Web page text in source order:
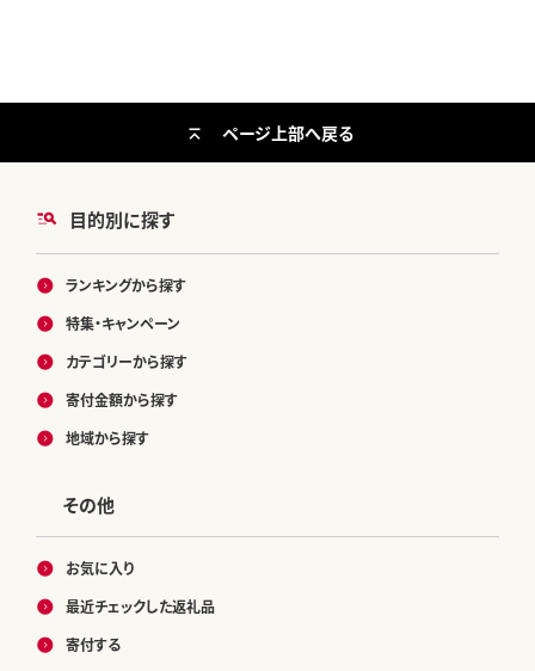
目的別に探す
ランキングから探す
特集・キャンペーン
カテゴリーから探す
寄付金額から探す
地域から探す
その他
お気に入り
最近チェックした返礼品
寄付する
ページ上部へ戻る